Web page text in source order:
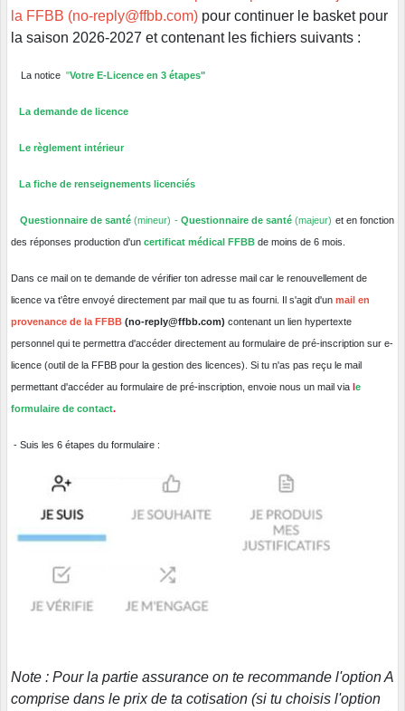
la FFBB (no-reply@ffbb.com) pour continuer le basket pour
la saison 2026-2027 et contenant les fichiers suivants :
La notice "Votre E-Licence en 3 étapes"
La demande de licence
Le règlement intérieur
La fiche de renseignements licenciés
Questionnaire de santé (mineur) - Questionnaire de santé (majeur) et en fonction
des réponses production d'un certificat médical FFBB de moins de 6 mois.
Dans ce mail on te demande de vérifier ton adresse mail car le renouvellement de
licence va t'être envoyé directement par mail que tu as fourni. Il s'agit d'un mail en
provenance de la FFBB (no-reply@ffbb.com) contenant un lien hypertexte
personnel qui te permettra d'accéder directement au formulaire de pré-inscription sur e-
licence (outil de la FFBB pour la gestion des licences). Si tu n'as pas reçu le mail
permettant d'accéder au formulaire de pré-inscription, envoie nous un mail via le
formulaire de contact.
- Suis les 6 étapes du formulaire :
Note : Pour la partie assurance on te recommande l'option A
comprise dans le prix de ta cotisation (si tu choisis l'option